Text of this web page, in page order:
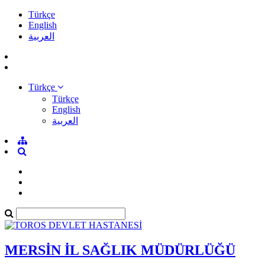
Türkçe
English
العربية
Türkçe
Türkçe
English
العربية
MERSİN İL SAĞLIK MÜDÜRLÜĞÜ